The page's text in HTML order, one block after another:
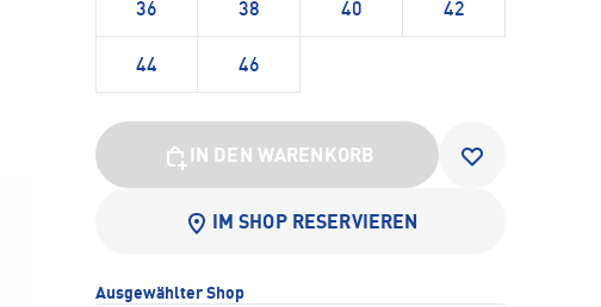
36 38 40 42
44 46
IN DEN WARENKORB
IM SHOP RESERVIEREN
Ausgewählter Shop